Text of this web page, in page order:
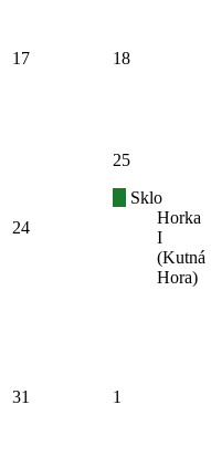
17 18
24
25
Sklo
Horka
I
(Kutná
Hora)
31 1